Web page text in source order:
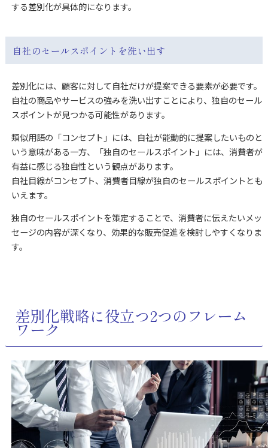
する差別化が具体的になります。
自社のセールスポイントを洗い出す
差別化には、顧客に対して自社だけが提案できる要素が必要です。
自社の商品やサービスの強みを洗い出すことにより、独自のセール
スポイントが見つかる可能性があります。
類似用語の「コンセプト」には、自社が能動的に提案したいものと
いう意味がある一方、「独自のセールスポイント」には、消費者が
有益に感じる独自性という観点があります。
自社目線がコンセプト、消費者目線が独自のセールスポイントとも
いえます。
独自のセールスポイントを策定することで、消費者に伝えたいメッ
セージの内容が深くなり、効果的な販売促進を検討しやすくなりま
す。
差別化戦略に役立つ2つのフレーム
ワーク